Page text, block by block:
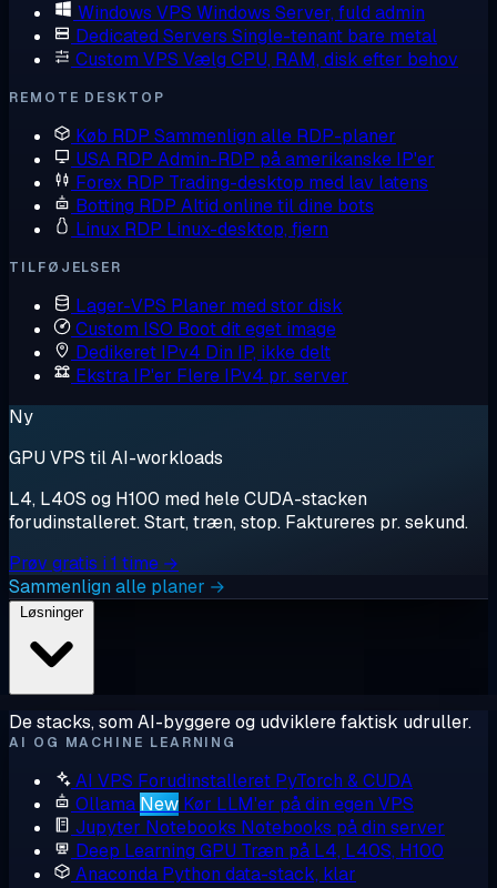
Windows VPS Windows Server, fuld admin
Dedicated Servers Single-tenant bare metal
Custom VPS Vælg CPU, RAM, disk efter behov
REMOTE DESKTOP
Køb RDP Sammenlign alle RDP-planer
USA RDP Admin-RDP på amerikanske IP'er
Forex RDP Trading-desktop med lav latens
Botting RDP Altid online til dine bots
Linux RDP Linux-desktop, fjern
TILFØJELSER
Lager-VPS Planer med stor disk
Custom ISO Boot dit eget image
Dedikeret IPv4 Din IP, ikke delt
Ekstra IP'er Flere IPv4 pr. server
Ny
GPU VPS til AI-workloads
L4, L40S og H100 med hele CUDA-stacken
forudinstalleret. Start, træn, stop. Faktureres pr. sekund.
Prøv gratis i 1 time →
Sammenlign alle planer →
Løsninger
De stacks, som AI-byggere og udviklere faktisk udruller.
AI OG MACHINE LEARNING
AI VPS Forudinstalleret PyTorch & CUDA
Ollama New Kør LLM'er på din egen VPS
Jupyter Notebooks Notebooks på din server
Deep Learning GPU Træn på L4, L40S, H100
Anaconda Python data-stack, klar